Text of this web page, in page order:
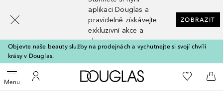
aplikaci Douglas a
pravidelně získávejte
exkluzivní akce a
slevy
ZOBRAZIT
Objevte naše beauty služby na prodejnách a vychutnejte si svojí chvíli
krásy v Douglas.
MenuOtevřít menuK mému účtu
Domů K mému
Do
Vraťte se
Proveďte vyhledávání
[navigation.slideout.screenreader]